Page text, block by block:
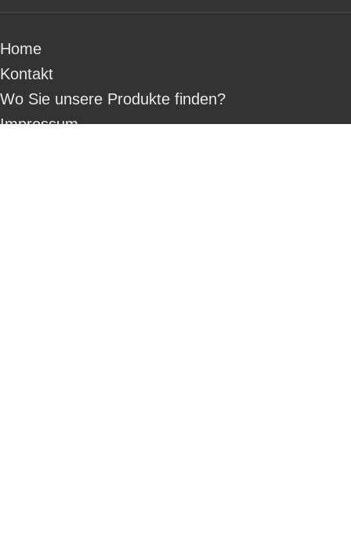
Home
Kontakt
Wo Sie unsere Produkte finden?
Impressum